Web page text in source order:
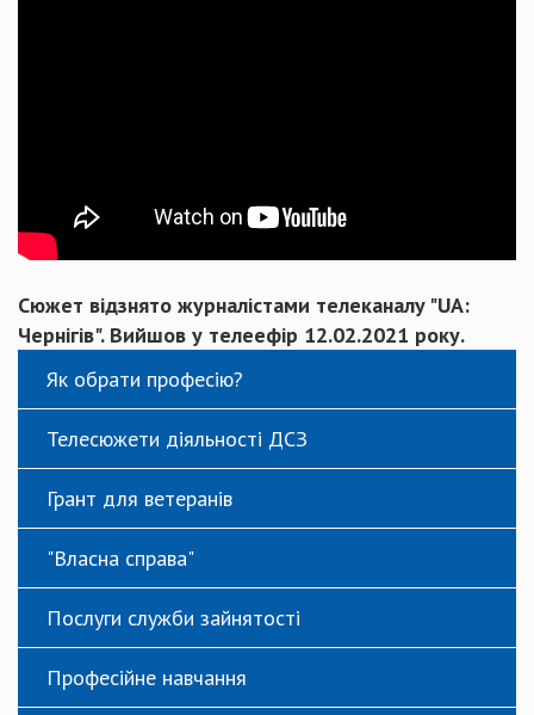
Сюжет відзнято журналістами телеканалу "UA:
Чернігів". Вийшов у телеефір 12.02.2021 року.
Як обрати професію?
Телесюжети діяльності ДСЗ
Грант для ветеранів
"Власна справа"
Послуги служби зайнятості
Професійне навчання